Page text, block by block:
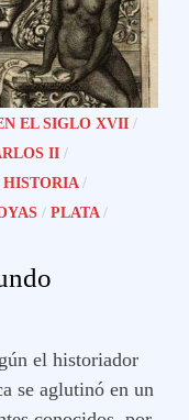
EL SIGLO XVII /
II /
HISTORIA /
/PLATA /
el historiador
se aglutinó en un